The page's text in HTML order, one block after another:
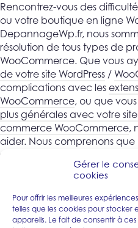
Gérer le
cookies
Pour offrir les meilleures
telles que les cookies pour
appareils. Le fait de consentir à
Rencontrez-vous des
ou votre boutique en ligne
DepannageWp.fr, nous
résolution de tous types de
WooCommerce. Que vous
de votre site WordPress /
complications avec les
WooCommerce, ou que
plus générales avec votre
commerce WooCommerce,
aider. Nous comprenons
spécificités, c’est pourquoi
adaptés à une large
pour les sites WordPress en
banque, assurance, ainsi
en food et retail. Notre
sites WordPress spécialisés